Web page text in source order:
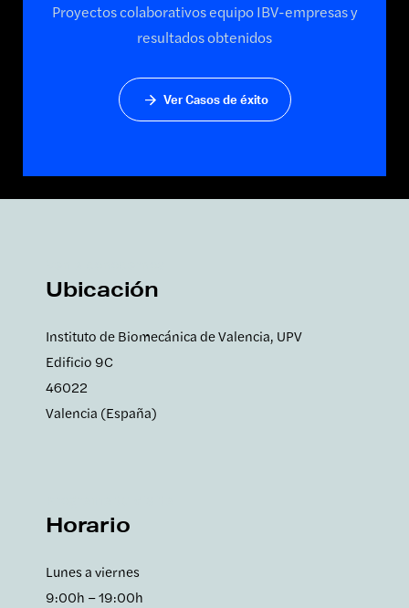
Proyectos colaborativos equipo IBV-empresas y
resultados obtenidos
Ver Casos de éxito
Ubicación
Instituto de Biomecánica de Valencia, UPV
Edificio 9C
46022
Valencia (España)
Horario
Lunes a viernes
9:00h – 19:00h